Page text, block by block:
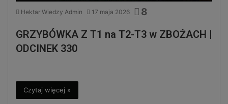
Hektar Wiedzy Admin 17 maja 2026 8
GRZYBÓWKA Z T1 na T2-T3 w ZBOŻACH |
ODCINEK 330
Czytaj więcej »